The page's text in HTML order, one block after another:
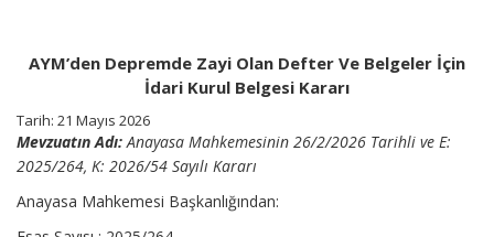
AYM’den Depremde Zayi Olan Defter Ve Belgeler İçin
İdari Kurul Belgesi Kararı
Tarih: 21 Mayıs 2026
Mevzuatın Adı:Anayasa Mahkemesinin 26/2/2026 Tarihli ve E:
2025/264, K: 2026/54 Sayılı Kararı
Anayasa Mahkemesi Başkanlığından: